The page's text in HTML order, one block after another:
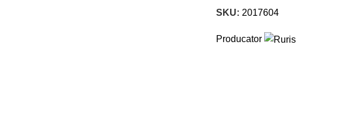
SKU: 2017604
Producator